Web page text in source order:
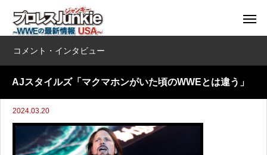
コメント・インタビュー
AJスタイルズ「マクマホンがいた頃のWWEとは違う」
2024.03.20